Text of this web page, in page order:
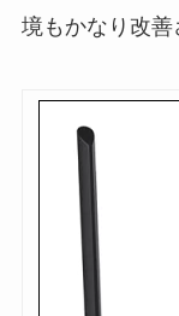
境もかなり改善